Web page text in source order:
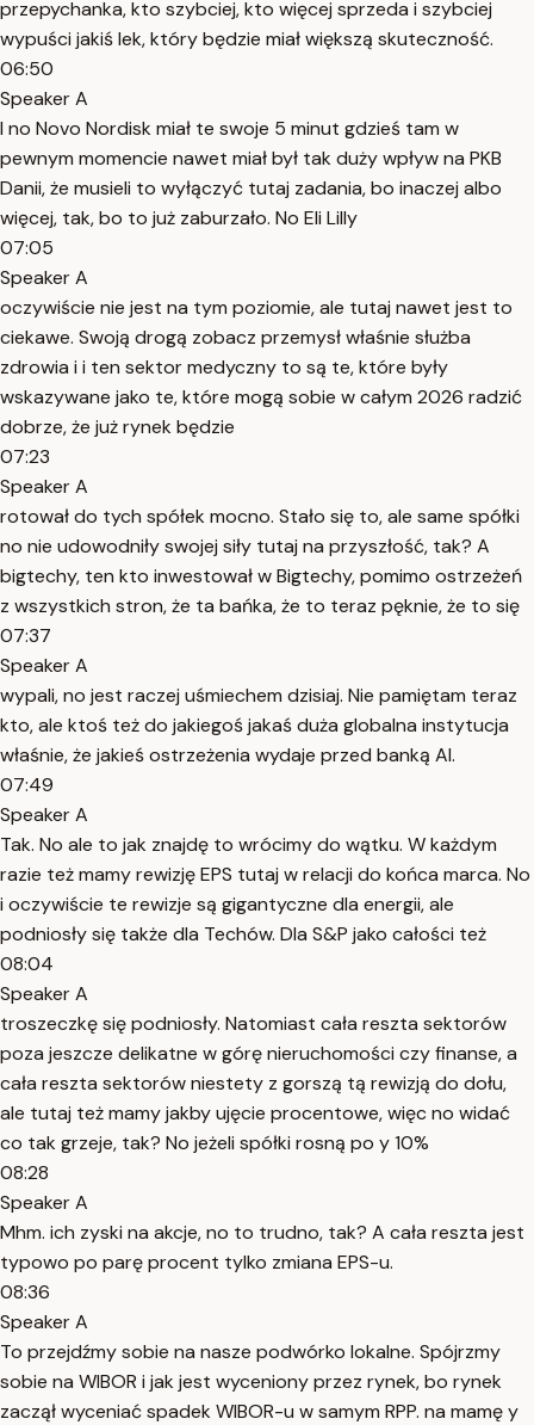
przepychanka, kto szybciej, kto więcej sprzeda i szybciej
wypuści jakiś lek, który będzie miał większą skuteczność.
06:50
Speaker A
I no Novo Nordisk miał te swoje 5 minut gdzieś tam w
pewnym momencie nawet miał był tak duży wpływ na PKB
Danii, że musieli to wyłączyć tutaj zadania, bo inaczej albo
więcej, tak, bo to już zaburzało. No Eli Lilly
07:05
Speaker A
oczywiście nie jest na tym poziomie, ale tutaj nawet jest to
ciekawe. Swoją drogą zobacz przemysł właśnie służba
zdrowia i i ten sektor medyczny to są te, które były
wskazywane jako te, które mogą sobie w całym 2026 radzić
dobrze, że już rynek będzie
07:23
Speaker A
rotował do tych spółek mocno. Stało się to, ale same spółki
no nie udowodniły swojej siły tutaj na przyszłość, tak? A
bigtechy, ten kto inwestował w Bigtechy, pomimo ostrzeżeń
z wszystkich stron, że ta bańka, że to teraz pęknie, że to się
07:37
Speaker A
wypali, no jest raczej uśmiechem dzisiaj. Nie pamiętam teraz
kto, ale ktoś też do jakiegoś jakaś duża globalna instytucja
właśnie, że jakieś ostrzeżenia wydaje przed banką AI.
07:49
Speaker A
Tak. No ale to jak znajdę to wrócimy do wątku. W każdym
razie też mamy rewizję EPS tutaj w relacji do końca marca. No
i oczywiście te rewizje są gigantyczne dla energii, ale
podniosły się także dla Techów. Dla S&P jako całości też
08:04
Speaker A
troszeczkę się podniosły. Natomiast cała reszta sektorów
poza jeszcze delikatne w górę nieruchomości czy finanse, a
cała reszta sektorów niestety z gorszą tą rewizją do dołu,
ale tutaj też mamy jakby ujęcie procentowe, więc no widać
co tak grzeje, tak? No jeżeli spółki rosną po y 10%
08:28
Speaker A
Mhm. ich zyski na akcje, no to trudno, tak? A cała reszta jest
typowo po parę procent tylko zmiana EPS-u.
08:36
Speaker A
To przejdźmy sobie na nasze podwórko lokalne. Spójrzmy
sobie na WIBOR i jak jest wyceniony przez rynek, bo rynek
zaczął wyceniać spadek WIBOR-u w samym RPP. na mamę y